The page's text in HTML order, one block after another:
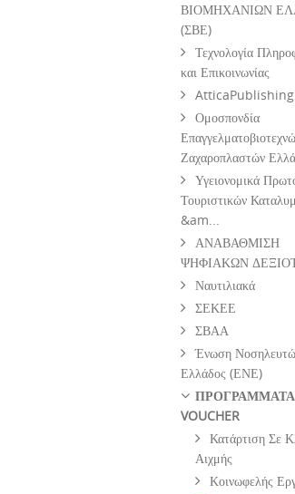
ΒΙΟΜΗΧΑΝΙΩΝ
(ΣΒΕ)
Τεχνολογία
και Επικοινωνίας
AtticaPublishing
Ομοσπονδία
Ζαχαροπλαστών
Υγειονομικά
Τουριστικών
&am...
ΑΝΑΒΑΘΜΙΣΗ
ΨΗΦΙΑΚΩΝ
Ναυτιλιακά
ΣΕΚΕΕ
ΣΒΑΑ
Ένωση
Ελλάδος (ΕΝΕ)
ΠΡΟΓΡΑΜΜΑΤΑ
VOUCHER
Κατάρτιση Σε
Αιχμής
Κοινωφελής